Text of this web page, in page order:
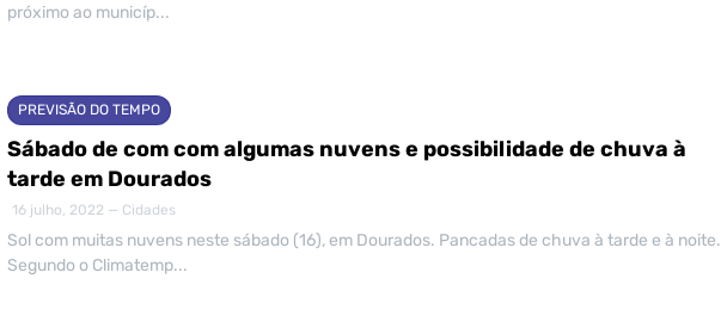
próximo ao municíp...
PREVISÃO DO TEMPO
Sábado de com com algumas nuvens e possibilidade de chuva à
tarde em Dourados
16 julho, 2022 — Cidades
Sol com muitas nuvens neste sábado (16), em Dourados. Pancadas de chuva à tarde e à noite.
Segundo o Climatemp...